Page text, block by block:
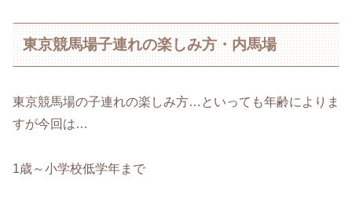
東京競馬場子連れの楽しみ方・内馬場
東京競馬場の子連れの楽しみ方…といっても年齢によりま
すが今回は…
1歳～小学校低学年まで